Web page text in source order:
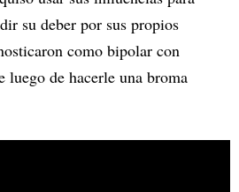
su deber por sus propios
como bipolar con
luego de hacerle una broma